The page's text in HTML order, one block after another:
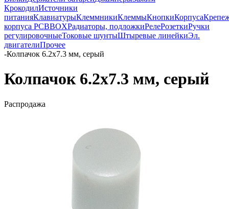
КрокодилИсточники
питанияКлавиатурыКлеммникиКлеммыКнопкиКорпуса
корпуса PCBBOXРадиаторы, подложкиРелеРозеткиРучки
регулировочныеТоковые шунтыШтыревые линейкиЭл.
двигателиПрочее
-Колпачок 6.2х7.3 мм, серый
Колпачок 6.2х7.3 мм, серый
Распродажа